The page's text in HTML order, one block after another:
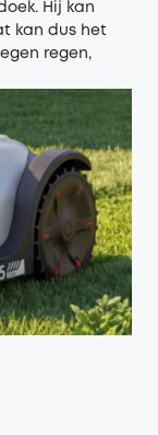
Hij kan
kan dus het
regen,